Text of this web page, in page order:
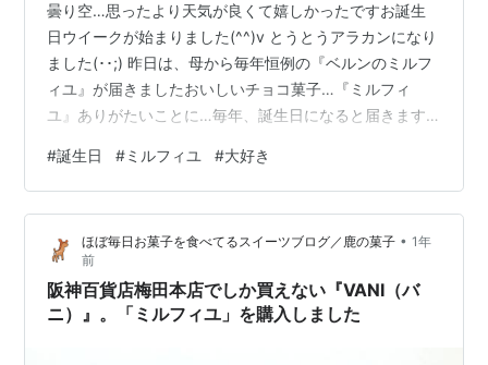
曇り空…思ったより天気が良くて嬉しかったですお誕生
日ウイークが始まりました(^^)v とうとうアラカンになり
ました(･･;) 昨日は、母から毎年恒例の『ベルンのミルフ
ィユ』が届きましたおいしいチョコ菓子…『ミルフィ
ユ』ありがたいことに…毎年、誕生日になると届きます
大好きです(^^) コーヒータイムにパパと仲良くいただき
たいと思います 皆さまにも良いことが訪れますように…
今日もお付き合いいただきありがとうございました(^^)
ベルン ミルフィユ 14コ入りベルンAmazon
#誕生日 #ミルフィユ #大好き
ほぼ毎日お菓子を食べてるスイーツブログ／鹿の菓子 • 1年
前
阪神百貨店梅田本店でしか買えない『VANI（バ
ニ）』。「ミルフィユ」を購入しました